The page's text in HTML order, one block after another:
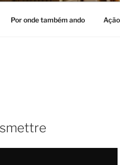
Por onde também ando